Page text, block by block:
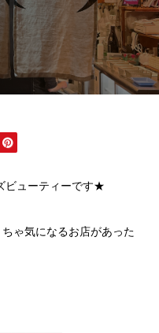
ビューティーです★
ゃ気になるお店があった